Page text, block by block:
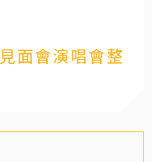
面會演唱會整